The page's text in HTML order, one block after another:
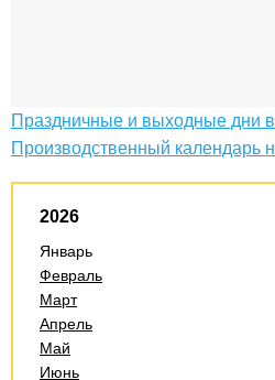
Праздничные и выходные дни
Производственный календарь
2026
Январь
Февраль
Март
Апрель
Май
Июнь